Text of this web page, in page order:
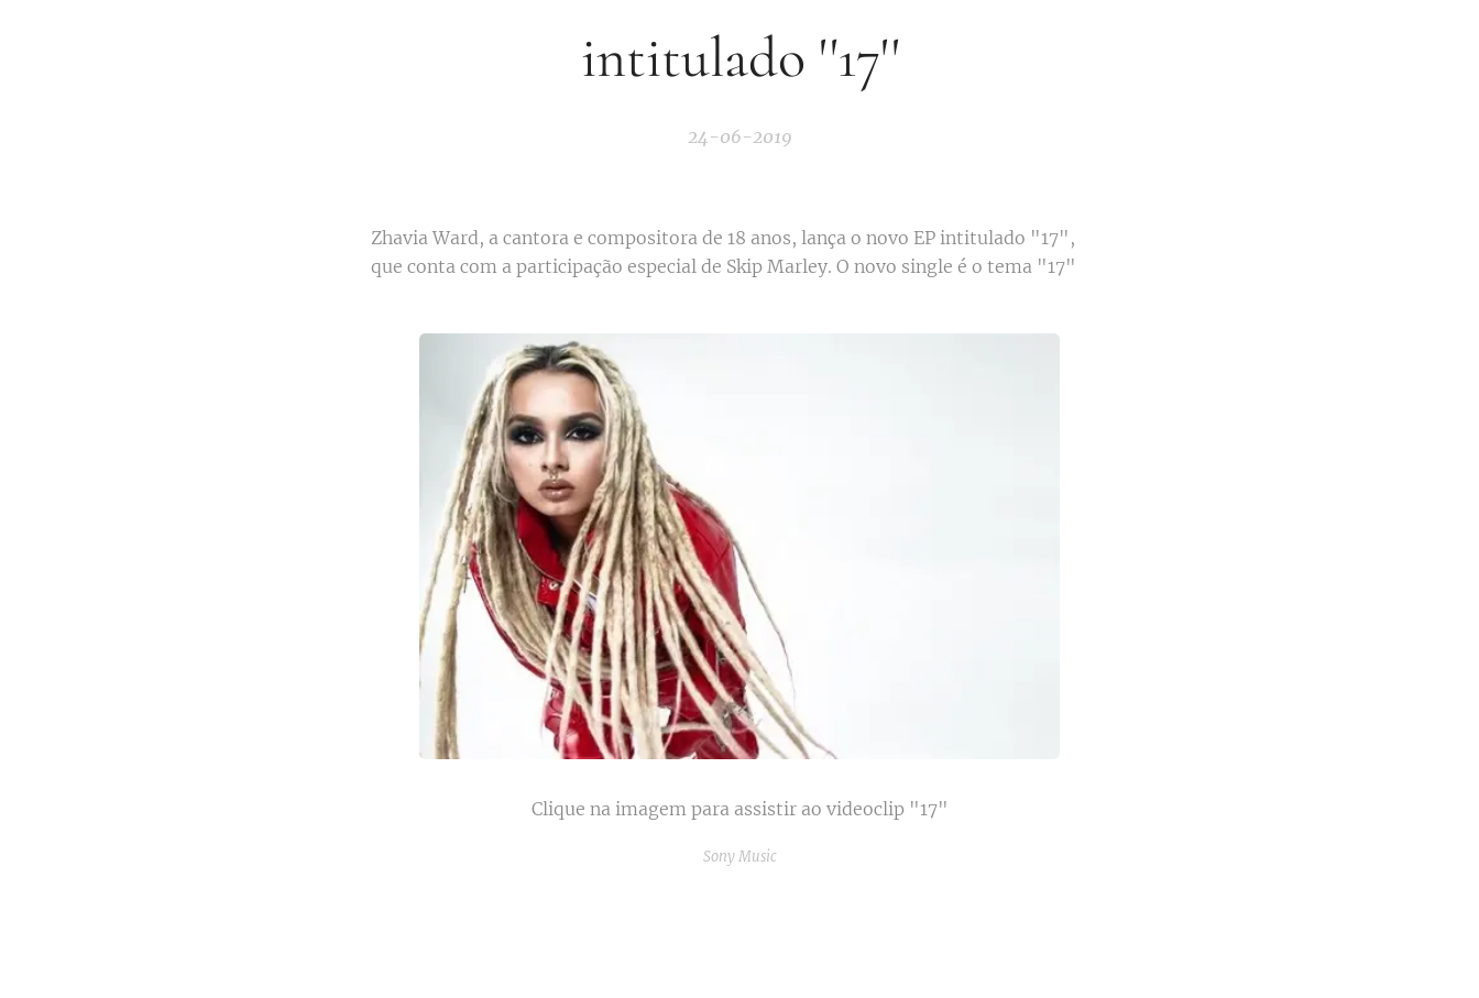
intitulado ''17''
24-06-2019
Zhavia Ward, a cantora e compositora de 18 anos, lança o novo EP intitulado "17",
que conta com a participação especial de Skip Marley. O novo single é o tema "17"
Clique na imagem para assistir ao videoclip "17"
Sony Music